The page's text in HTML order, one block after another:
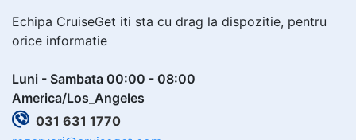
Echipa CruiseGet iti sta cu drag la dispozitie, pentru
orice informatie
Luni - Sambata 00:00 - 08:00
America/Los_Angeles
031 631 1770